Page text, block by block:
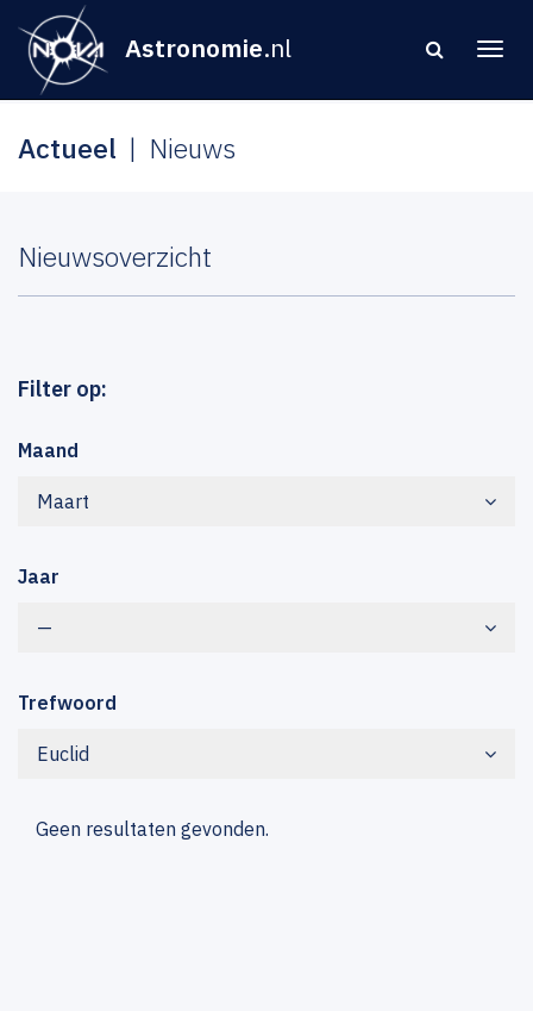
Astronomie.nl
Actueel Nieuws
Nieuwsoverzicht
Filter op:
Maand
Maart
Jaar
—
Trefwoord
Euclid
Geen resultaten gevonden.